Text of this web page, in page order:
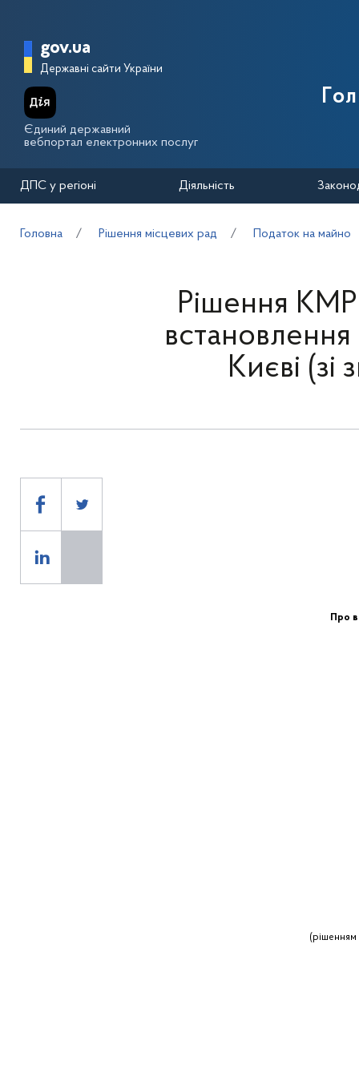
Головна сторінка Державної
gov.ua
Державні сайти України
Єдиний державний
вебпортал електронних послуг
ДПС у регіоні Діяльність
Головна Рішення місцевих рад Податок на майно
Рішення
встановлення
Києві
Про
(рішенням